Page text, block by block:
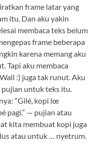
frame latar yang
itu. Dan aku yakin
membaca teks belum
frame beberapa
karena memang aku
Tapi aku membaca
:) juga tak runut. Aku
untuk teks itu.
“Gilé, kopi lœ
pagi.” — pujian atau
kita membuat kopi juga
atau untuk … nyetrum.